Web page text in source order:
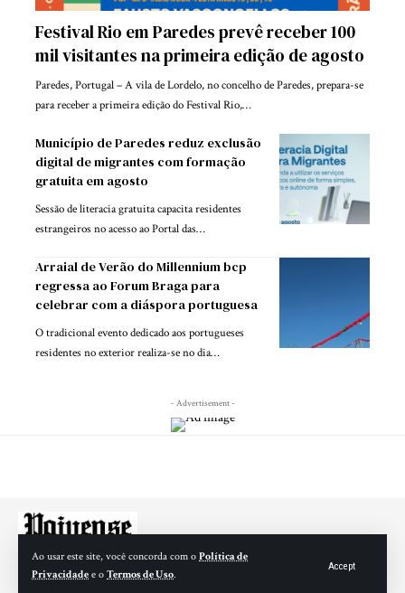
Ao usar este site, você concorda com o Política de
Privacidade e o Termos de Uso.
Accept
Festival Rio em Paredes prevê receber 100
mil visitantes na primeira edição de agosto
Paredes, Portugal – A vila de Lordelo, no concelho de Paredes, prepara-se
para receber a primeira edição do Festival Rio,…
Município de Paredes reduz exclusão
digital de migrantes com formação
gratuita em agosto
Sessão de literacia gratuita capacita residentes
estrangeiros no acesso ao Portal das…
Arraial de Verão do Millennium bcp
regressa ao Forum Braga para
celebrar com a diáspora portuguesa
O tradicional evento dedicado aos portugueses
residentes no exterior realiza-se no dia…
- Advertisement -
© 2025 Paivense – Todos os direitos reservados. matrícula ERC número 127076